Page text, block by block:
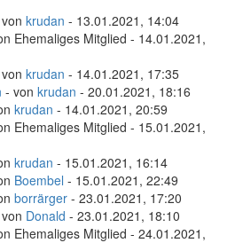
krudan - 13.01.2021, 14:04
Ehemaliges Mitglied - 14.01.2021,
krudan - 14.01.2021, 17:35
- von krudan - 20.01.2021, 18:16
krudan - 14.01.2021, 20:59
Ehemaliges Mitglied - 15.01.2021,
krudan - 15.01.2021, 16:14
Boembel - 15.01.2021, 22:49
borrärger - 23.01.2021, 17:20
Donald - 23.01.2021, 18:10
Ehemaliges Mitglied - 24.01.2021,